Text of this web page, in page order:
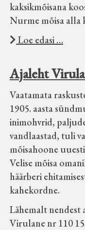
kaksikmõisana
Nurme mõisa
Loe edasi …
Ajaleht
Vaatamata
1905. aasta
inimohvrid,
vandlaastad, tuli
mõisahoone
Velise mõisa
häärberi
kahekordne.
Lähemalt nendest
Virulane nr 110